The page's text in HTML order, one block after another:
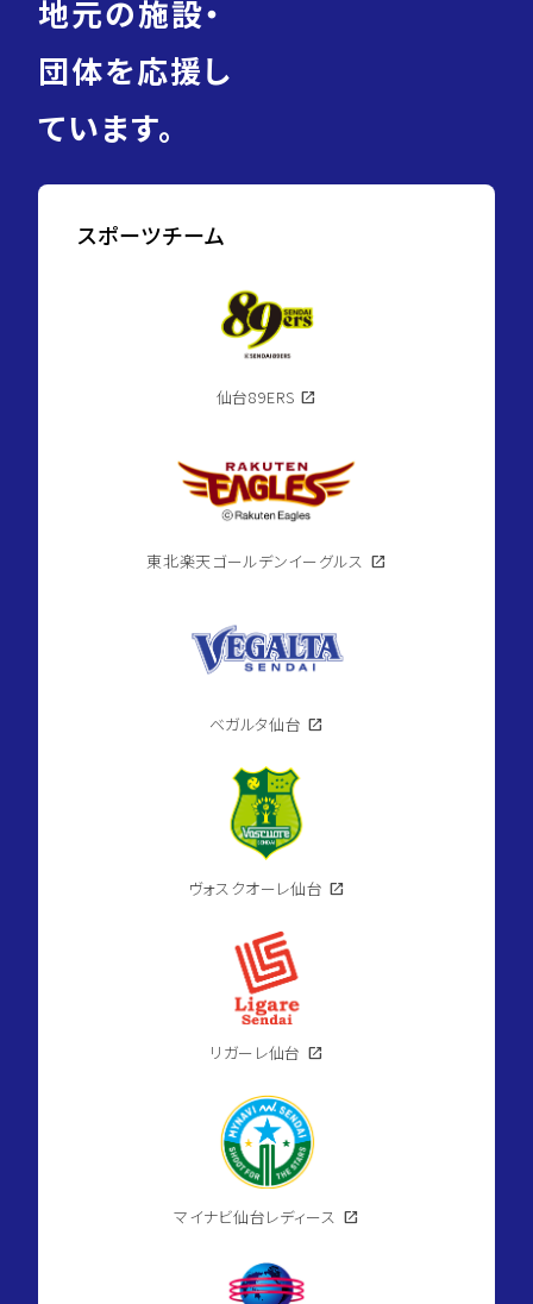
地元の施設・
団体を応援し
ています。
スポーツチーム
仙台89ERS open_in_new
東北楽天ゴールデンイーグルス open_in_new
ベガルタ仙台 open_in_new
ヴォスクオーレ仙台 open_in_new
リガーレ仙台 open_in_new
マイナビ仙台レディース open_in_new